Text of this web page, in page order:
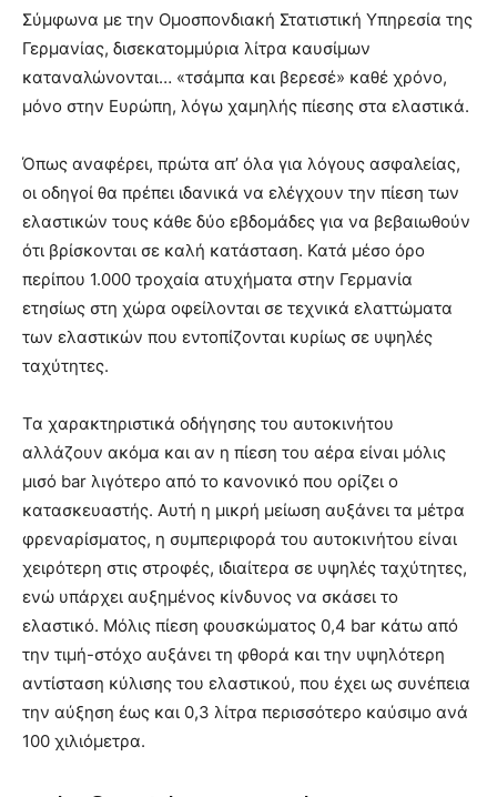
Σύμφωνα με την Ομοσπονδιακή Στατιστική Υπηρεσία της
Γερμανίας, δισεκατομμύρια λίτρα καυσίμων
καταναλώνονται… «τσάμπα και βερεσέ» καθέ χρόνο,
μόνο στην Ευρώπη, λόγω χαμηλής πίεσης στα ελαστικά.
Όπως αναφέρει, πρώτα απ’ όλα για λόγους ασφαλείας,
οι οδηγοί θα πρέπει ιδανικά να ελέγχουν την πίεση των
ελαστικών τους κάθε δύο εβδομάδες για να βεβαιωθούν
ότι βρίσκονται σε καλή κατάσταση. Κατά μέσο όρο
περίπου 1.000 τροχαία ατυχήματα στην Γερμανία
ετησίως στη χώρα οφείλονται σε τεχνικά ελαττώματα
των ελαστικών που εντοπίζονται κυρίως σε υψηλές
ταχύτητες.
Τα χαρακτηριστικά οδήγησης του αυτοκινήτου
αλλάζουν ακόμα και αν η πίεση του αέρα είναι μόλις
μισό bar λιγότερο από το κανονικό που ορίζει ο
κατασκευαστής. Αυτή η μικρή μείωση αυξάνει τα μέτρα
φρεναρίσματος, η συμπεριφορά του αυτοκινήτου είναι
χειρότερη στις στροφές, ιδιαίτερα σε υψηλές ταχύτητες,
ενώ υπάρχει αυξημένος κίνδυνος να σκάσει το
ελαστικό. Μόλις πίεση φουσκώματος 0,4 bar κάτω από
την τιμή-στόχο αυξάνει τη φθορά και την υψηλότερη
αντίσταση κύλισης του ελαστικού, που έχει ως συνέπεια
την αύξηση έως και 0,3 λίτρα περισσότερο καύσιμο ανά
100 χιλιόμετρα.